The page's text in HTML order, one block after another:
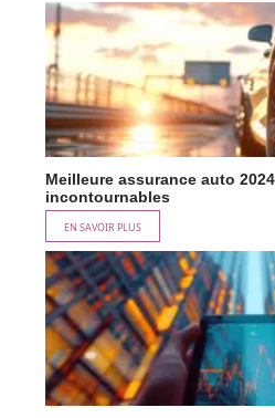
Meilleure assurance auto
incontournables
EN SAVOIR PLUS